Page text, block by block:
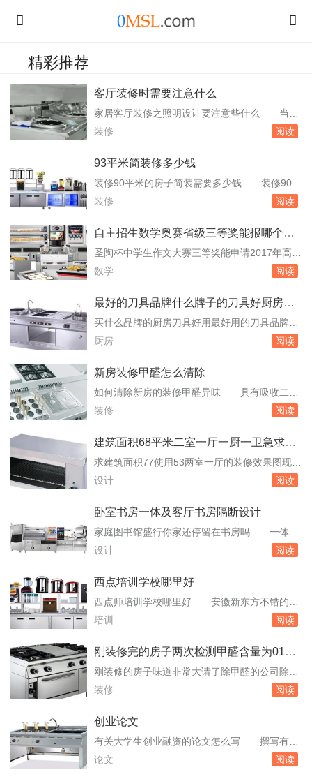
精彩推荐
客厅装修时需要注意什么
家居客厅装修之照明设计要注意些什么 当生
活带给我们疲惫的时候，还有什么比温暖更重要
里还亮着一盏灯。那灯光，多数都是由客厅发
舒服。在家居客厅设计时，照明设计需要注意的
有几点，接下来成都装修小编为你介绍。第一、
装修 阅读
93平米简装修多少钱
装修90平米的房子简装需要多少钱 装修90平
米的房子简装的价格受多种因素影响，以下是一
物价水平、人工费用等因素会导致装修成本有所
于二三线城市。材料选择：装修材料的档次直接
影响总费用。例如，选择中档品牌的瓷砖、。现
装修 阅读
自主招生数学奥赛省级三等奖能报哪个学
校
圣陶杯中学生作文大赛三等奖能申请2017年高考
哪些学校的自主招生 尽管未明确提及三等奖
奖，但需查看具体年度要求。南京师范大学：同
生政策。东北理工大学：作为认可叶圣陶杯的学
校之一，值得考虑。中国石油大学：也可能是选
数学 阅读
最好的刀具品牌什么牌子的刀具好厨房刀
具什么牌子好2010
买什么品牌的厨房刀具好用最好用的刀具品牌推
荐下 张小泉，百年老字号。三百多年，历代
善其事。由于张小泉刀剪品质出众，使用者争相
夏。实体店价格有点贵，你可以去淘宝上看
看“张小泉思优普专卖店”，活动多价格亲民还包
厨房 阅读
新房装修甲醛怎么清除
如何清除新房的装修甲醛异味 具有吸收二氧
化硫作用的植物：月季、玫瑰等；具有杀菌作用
才可以居住。不过现在装修用的材料污染小多
吸收甲醛。④使用一些甲醛去除剂之类的产品，
如有个叫“确感灵健康风”，可以快速去除。新房
装修 阅读
建筑面积68平米二室一厅一厨一卫急求装
修方案以及设计图
求建筑面积77使用53两室一厅的装修效果图现代
简约风格硬装4万 这，如果知道能解决这种
生存？建筑面积50平米左右的房子2室1厅1厨1
以都用品牌的东西了！太详细的清单也没必要毕
竟每个地方的装修材料不同，不超过3W！...
设计 阅读
卧室书房一体及客厅书房隔断设计
家庭图书馆盛行你家还停留在书房吗 一体的
设计，不但可以展现众多的藏书，也无妨碍客厅
厅读书区餐厅不但可以作为用餐的空间，在餐桌
也很惬意。新颖的设计方式，令空间更具小资情
调。3、卧室书架墙客厅改出卧室用玻璃墙好不
设计 阅读
西点培训学校哪里好
西点师培训学校哪里好 安徽新东方不错的
啊。你可以去他们的官网看看。西点培训学校哪
是否能学到等东西，二看学习气氛，因为一个好
品和学校作品，要是一个学校的作品都没有吸引
力这和学校的技术也不咋的，其他的就可以考虑
培训 阅读
刚装修完的房子两次检测甲醛含量为014
和015可以入住吗
刚装修的房子味道非常大请了除甲醛的公司除完
甲醛后经测量 刚装修的房子味道大可能是甲
染物，它可能来源于家具、地板、墙纸等多种装
司进行处理。需要注意的是，除甲醛是一个长期
的过程，不可能立即见效。因此，在入住之前应
装修 阅读
创业论文
有关大学生创业融资的论文怎么写 撰写有关
大学生创业融资的论文，可以遵循以下结构和内
论文 阅读